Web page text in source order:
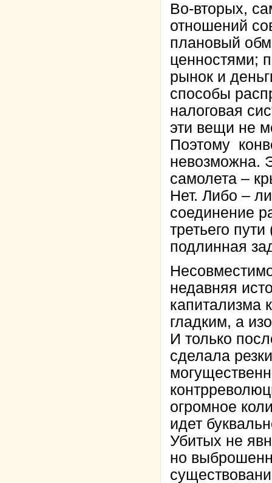
Во-вторых,
отношений
плановый
ценностями;
рынок и
способы
налоговая
эти вещи не
Поэтому
невозможна.
самолета –
Нет. Либо –
соединение
третьего
подлинная
недавняя
капитализма
гладким, а
И только
сделала
огромное
идет
Убитых не
но